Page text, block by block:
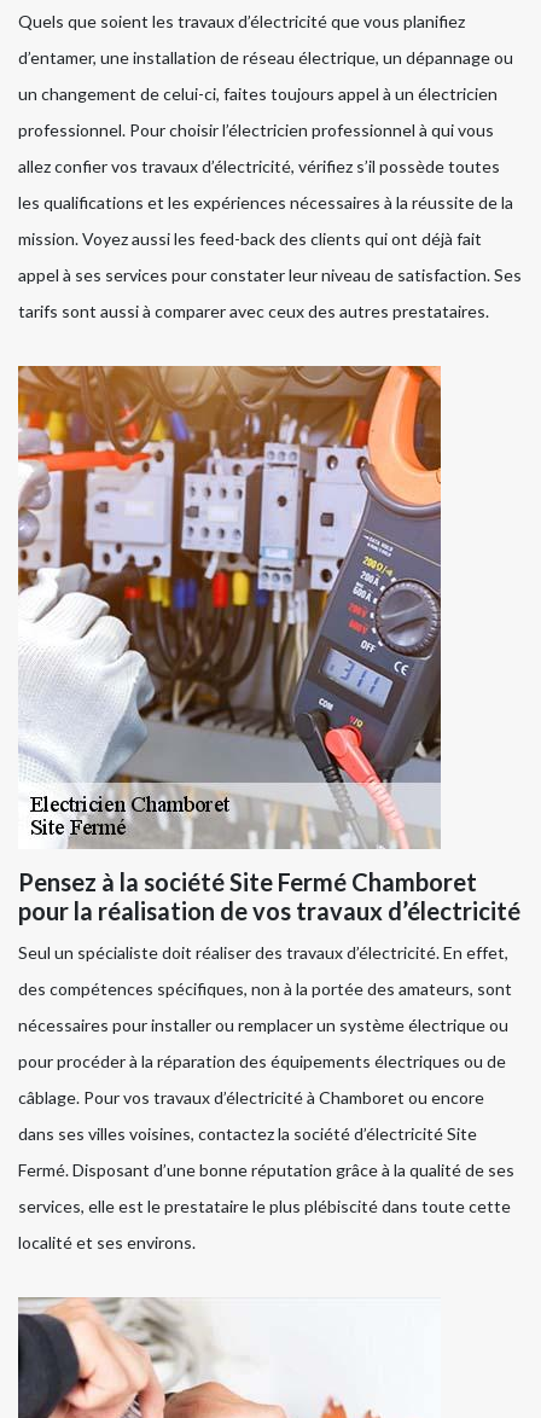
Quels que soient les travaux d’électricité que vous planifiez
d’entamer, une installation de réseau électrique, un dépannage ou
un changement de celui-ci, faites toujours appel à un électricien
professionnel. Pour choisir l’électricien professionnel à qui vous
allez confier vos travaux d’électricité, vérifiez s’il possède toutes
les qualifications et les expériences nécessaires à la réussite de la
mission. Voyez aussi les feed-back des clients qui ont déjà fait
appel à ses services pour constater leur niveau de satisfaction. Ses
tarifs sont aussi à comparer avec ceux des autres prestataires.
Pensez à la société Site Fermé Chamboret
pour la réalisation de vos travaux d’électricité
Seul un spécialiste doit réaliser des travaux d’électricité. En effet,
des compétences spécifiques, non à la portée des amateurs, sont
nécessaires pour installer ou remplacer un système électrique ou
pour procéder à la réparation des équipements électriques ou de
câblage. Pour vos travaux d’électricité à Chamboret ou encore
dans ses villes voisines, contactez la société d’électricité Site
Fermé. Disposant d’une bonne réputation grâce à la qualité de ses
services, elle est le prestataire le plus plébiscité dans toute cette
localité et ses environs.